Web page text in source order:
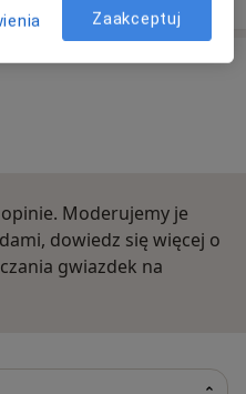
Moderujemy je
dowiedz się więcej o
gwiazdek na
Zaakceptuj